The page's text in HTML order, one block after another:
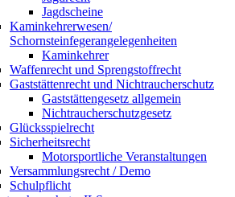
Jagdscheine
Kaminkehrerwesen/
Schornsteinfegerangelegenheiten
Kaminkehrer
Waffenrecht und Sprengstoffrecht
Gaststättenrecht und Nichtraucherschutz
Gaststättengesetz allgemein
Nichtraucherschutzgesetz
Glücksspielrecht
Sicherheitsrecht
Motorsportliche Veranstaltungen
Versammlungsrecht / Demo
Schulpflicht